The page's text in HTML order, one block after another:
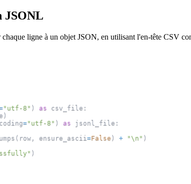
JSONL
ligne à un objet JSON, en utilisant l'en-tête CSV
"utf-8" ) as csv_file :
)
="utf-8" ) as jsonl_file :
( row , ensure_ascii =False ) + "\n" )
)